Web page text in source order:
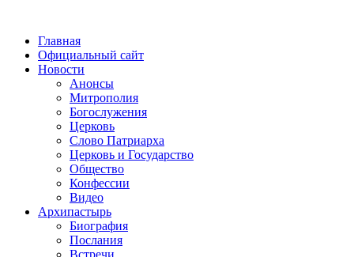
Главная
Официальный сайт
Новости
Анонсы
Митрополия
Богослужения
Церковь
Слово Патриарха
Церковь и Государство
Общество
Конфессии
Видео
Архипастырь
Биография
Послания
Встречи